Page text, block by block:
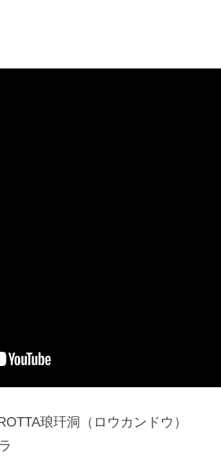
琅玕洞（ロウカンドウ）